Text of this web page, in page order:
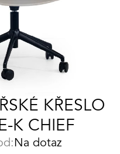
KŘESLO
K CHIEF
Na dotaz